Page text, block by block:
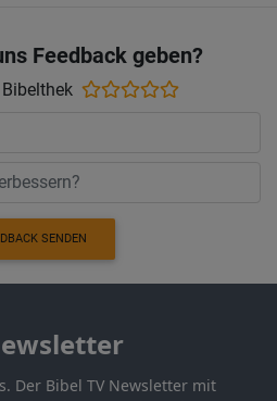
Feedback geben?
SENDEN
Der Bibel TV Newsletter mit